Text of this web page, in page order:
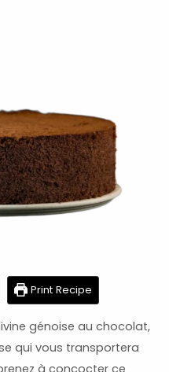
Print Recipe
génoise au chocolat,
qui vous transportera
à concocter ce
minutes